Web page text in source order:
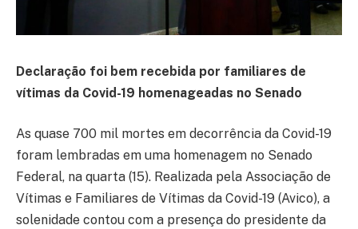
Declaração foi bem recebida por familiares de
vítimas da Covid-19 homenageadas no Senado
As quase 700 mil mortes em decorrência da Covid-19
foram lembradas em uma homenagem no Senado
Federal, na quarta (15). Realizada pela Associação de
Vítimas e Familiares de Vítimas da Covid-19 (Avico), a
solenidade contou com a presença do presidente da